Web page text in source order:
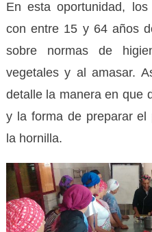
En esta oportunidad,
con entre 15 y 64 años
sobre normas de
vegetales y al amasar.
detalle la manera en que
y la forma de preparar el
la hornilla.